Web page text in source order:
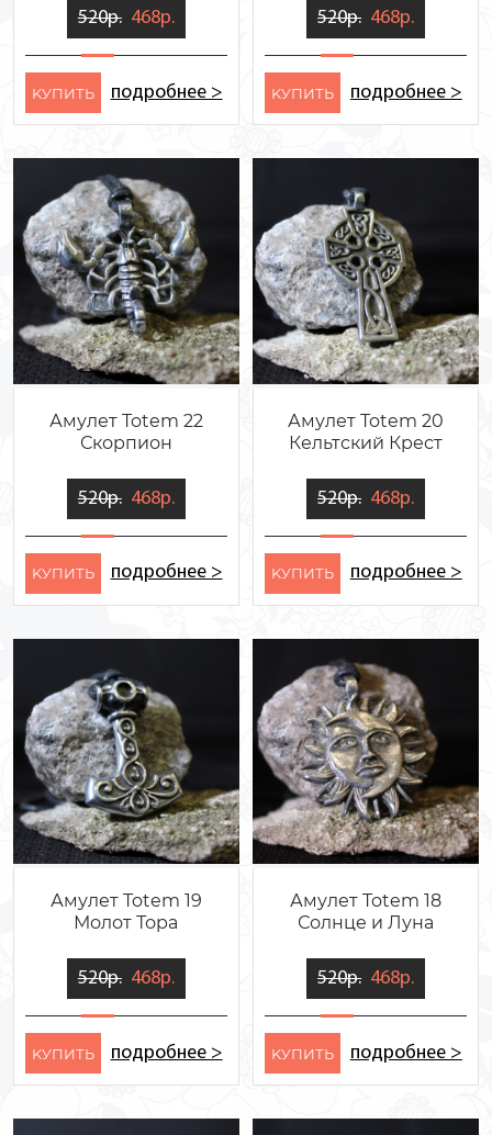
520р. 468р.
KУПИТЬ подробнее >
520р. 468р.
KУПИТЬ подробнее >
Амулет Totem 22
Скорпион
520р. 468р.
KУПИТЬ подробнее >
Амулет Totem 20
Кельтский Крест
520р. 468р.
KУПИТЬ подробнее >
Амулет Totem 19
Молот Тора
520р. 468р.
KУПИТЬ подробнее >
Амулет Totem 18
Солнце и Луна
520р. 468р.
KУПИТЬ подробнее >